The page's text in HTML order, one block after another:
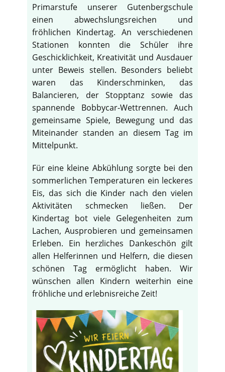
Primarstufe unserer Gutenbergschule
einen abwechslungsreichen und
fröhlichen Kindertag. An verschiedenen
Stationen konnten die Schüler ihre
Geschicklichkeit, Kreativität und Ausdauer
unter Beweis stellen. Besonders beliebt
waren das Kinderschminken, das
Balancieren, der Stopptanz sowie das
spannende Bobbycar-Wettrennen. Auch
gemeinsame Spiele, Bewegung und das
Miteinander standen an diesem Tag im
Mittelpunkt.
Für eine kleine Abkühlung sorgte bei den
sommerlichen Temperaturen ein leckeres
Eis, das sich die Kinder nach den vielen
Aktivitäten schmecken ließen. Der
Kindertag bot viele Gelegenheiten zum
Lachen, Ausprobieren und gemeinsamen
Erleben. Ein herzliches Dankeschön gilt
allen Helferinnen und Helfern, die diesen
schönen Tag ermöglicht haben. Wir
wünschen allen Kindern weiterhin eine
fröhliche und erlebnisreiche Zeit!